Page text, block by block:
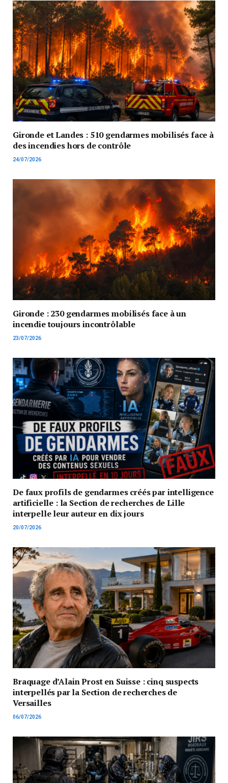
Gironde et Landes : 510 gendarmes mobilisés face à
des incendies hors de contrôle
24/07/2026
Gironde : 230 gendarmes mobilisés face à un
incendie toujours incontrôlable
23/07/2026
De faux profils de gendarmes créés par intelligence
artificielle : la Section de recherches de Lille
interpelle leur auteur en dix jours
20/07/2026
Braquage d’Alain Prost en Suisse : cinq suspects
interpellés par la Section de recherches de
Versailles
06/07/2026